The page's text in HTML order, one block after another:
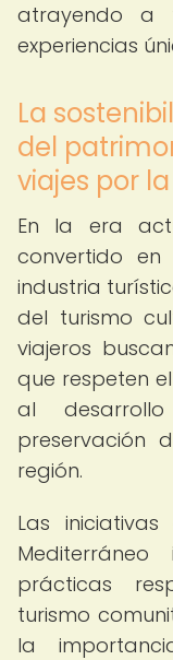
atrayendo a
experiencias
La
del
viajes por
En la era
convertido
industria
del turismo
viajeros
que respeten
al
preservación
región.
Las
prácticas
turismo
la